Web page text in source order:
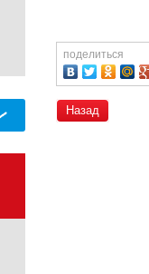
поделиться
Назад